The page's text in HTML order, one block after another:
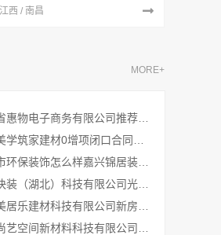
江西 / 南昌
MORE+
湖北省惠物电子商务有限公司推荐母婴用品厂家优缺点分享
桐乡市环保装饰怎么样嘉兴锦居装饰材料有限公司
本地快装（湖北）科技有限公司光谷极速装居家装修毛坯房